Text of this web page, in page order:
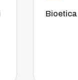
e biodiritto